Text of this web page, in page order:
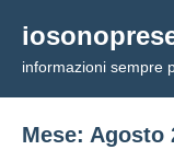
contenuto
informazioni sempre
Mese: Agosto